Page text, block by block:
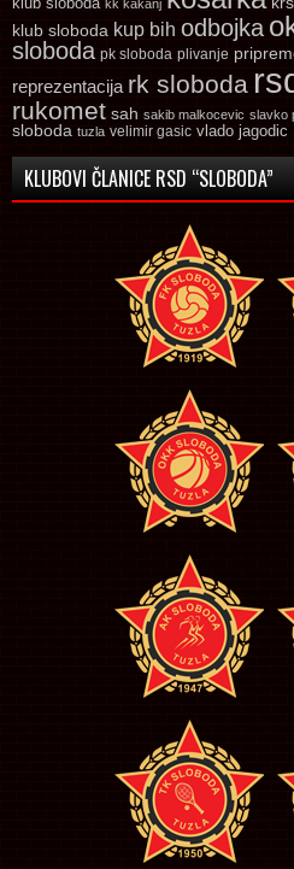
kk kakanj
klub sloboda kup bih odbojka
sloboda pk sloboda plivanje
reprezentacija rk sloboda
rukomet sah sakib malkocevic slavko
sloboda tuzla velimir gasic vlado jagodic
KLUBOVI ČLANICE RSD “SLOBODA”